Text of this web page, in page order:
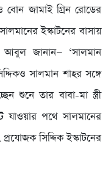
বোন জামাই গ্রিন রোডের
ইস্কাটনের বাসায়
আবুল জানান— ‘সালমান
সালমান শাহর সঙ্গে
শুনে তার বাবা-মা স্ত্রী
যাওয়ার পথে সালমানের
সিদ্দিক ইস্কাটনের